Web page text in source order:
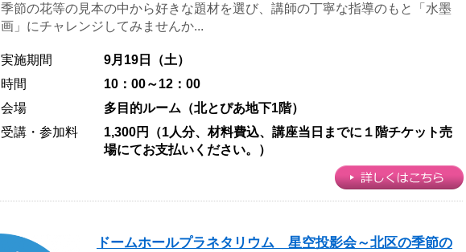
季節の花等の見本の中から好きな題材を選び、講師の丁寧な指導のもと「水墨
画」にチャレンジしてみませんか...
実施期間
9月19日（土）
時間
10：00～12：00
会場
多目的ルーム（北とぴあ地下1階）
受講・参加料
1,300円（1人分、材料費込、講座当日までに１階チケット売
場にてお支払いください。）
ドームホールプラネタリウム 星空投影会～北区の季節の